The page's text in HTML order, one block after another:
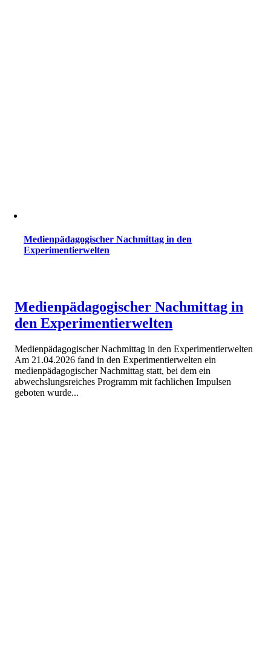
Medienpädagogischer Nachmittag in den
Experimentierwelten
Medienpädagogischer Nachmittag in
den Experimentierwelten
Medienpädagogischer Nachmittag in den Experimentierwelten
Am 21.04.2026 fand in den Experimentierwelten ein
medienpädagogischer Nachmittag statt, bei dem ein
abwechslungsreiches Programm mit fachlichen Impulsen
geboten wurde...